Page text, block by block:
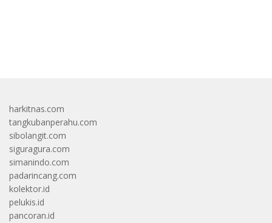
harkitnas.com
tangkubanperahu.com
sibolangit.com
siguragura.com
simanindo.com
padarincang.com
kolektor.id
pelukis.id
pancoran.id